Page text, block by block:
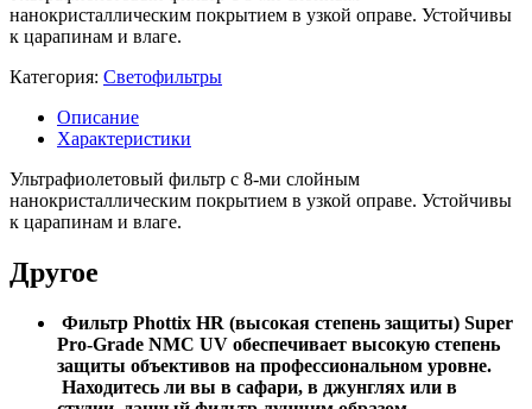
нанокристаллическим покрытием в узкой оправе. Устойчивы
к царапинам и влаге.
Категория: Светофильтры
Описание
Характеристики
Ультрафиолетовый фильтр с 8-ми слойным
нанокристаллическим покрытием в узкой оправе. Устойчивы
к царапинам и влаге.
Другое
Фильтр Phottix HR (высокая степень защиты) Super
Pro-Grade NMC UV обеспечивает высокую степень
защиты объективов на профессиональном уровне.
Находитесь ли вы в сафари, в джунглях или в